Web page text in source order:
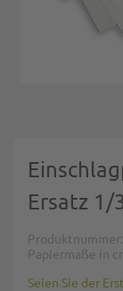
Ersatz 1/
Produktnummer
Papiermaße in
Seien Sie der